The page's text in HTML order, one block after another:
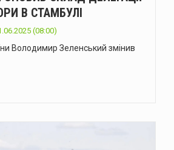
В СТАМБУЛІ
(08:00)
Володимир Зеленський змінив